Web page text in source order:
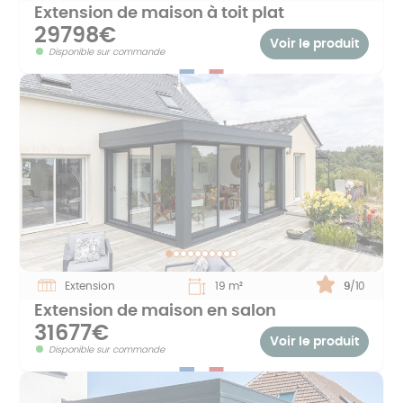
Extension de maison à toit plat
29798€
Disponible sur commande
Voir le produit
Extension 19 m² Note :
9/10
Extension de maison en salon
31677€
Disponible sur commande
Voir le produit